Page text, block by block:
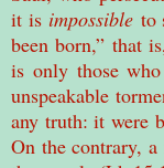
it is impossible to
been born,” that
is only those
unspeakable
any truth: it were
On the contrary,